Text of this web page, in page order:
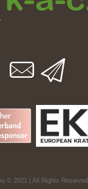
© 2021 | All Rights Reserved